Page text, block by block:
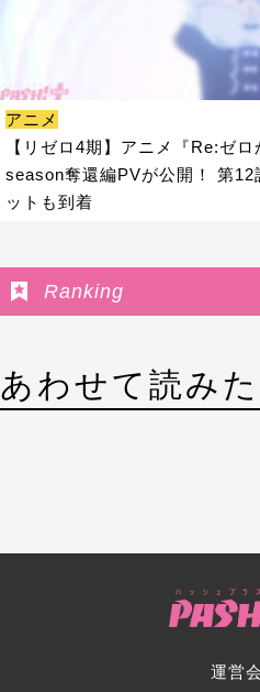
アニメ
【リゼロ4期】アニメ『Re:ゼ
season奪還編PVが公開！ 第12
ットも到着
Ranking
あわせて読み
運営